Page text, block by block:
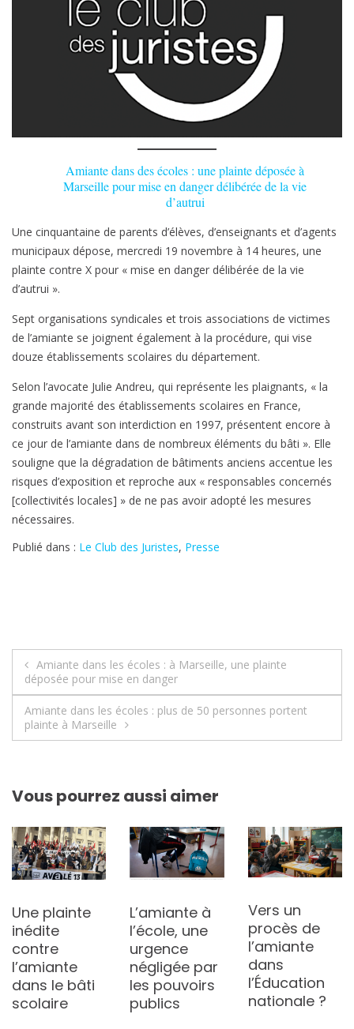
à
Marseille
pour
vie
Le
Club
des
Amiante dans des écoles : une plainte déposée à
Marseille pour mise en danger délibérée de la vie
d’autrui
Une cinquantaine de parents d’élèves, d’enseignants et d’agents
municipaux dépose, mercredi 19 novembre à 14 heures, une
plainte contre X pour « mise en danger délibérée de la vie
d’autrui ».
Sept organisations syndicales et trois associations de victimes
de l’amiante se joignent également à la procédure, qui vise
douze établissements scolaires du département.
Selon l’avocate Julie Andreu, qui représente les plaignants, « la
grande majorité des établissements scolaires en France,
construits avant son interdiction en 1997, présentent encore à
ce jour de l’amiante dans de nombreux éléments du bâti ». Elle
souligne que la dégradation de bâtiments anciens accentue les
risques d’exposition et reproche aux « responsables concernés
[collectivités locales] » de ne pas avoir adopté les mesures
nécessaires.
Publié dans : Le Club des Juristes, Presse
Navigation
de
l’article
Amiante dans les écoles : à Marseille, une plainte
déposée pour mise en danger
Amiante dans les écoles : plus de 50 personnes portent
plainte à Marseille
Vous pourrez aussi aimer
Une plainte
inédite
contre
l’amiante
dans le bâti
scolaire
L’amiante à
l’école, une
urgence
négligée par
les pouvoirs
publics
Vers un
procès de
l’amiante
dans
l’Éducation
nationale ?